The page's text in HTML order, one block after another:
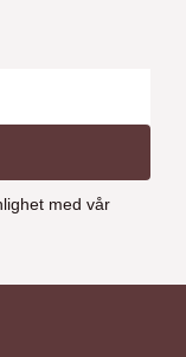
med vår